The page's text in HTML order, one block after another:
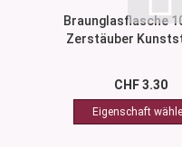
Braunglasflasche
Zerstäuber
CHF 3.30